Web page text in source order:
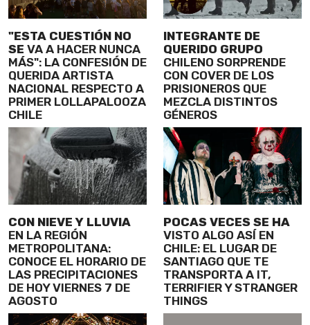
"ESTA CUESTIÓN NO
SE VA A HACER NUNCA
MÁS": LA CONFESIÓN DE
QUERIDA ARTISTA
NACIONAL RESPECTO A
PRIMER LOLLAPALOOZA
CHILE
INTEGRANTE DE
QUERIDO GRUPO
CHILENO SORPRENDE
CON COVER DE LOS
PRISIONEROS QUE
MEZCLA DISTINTOS
GÉNEROS
CON NIEVE Y LLUVIA
EN LA REGIÓN
METROPOLITANA:
CONOCE EL HORARIO DE
LAS PRECIPITACIONES
DE HOY VIERNES 7 DE
AGOSTO
POCAS VECES SE HA
VISTO ALGO ASÍ EN
CHILE: EL LUGAR DE
SANTIAGO QUE TE
TRANSPORTA A IT,
TERRIFIER Y STRANGER
THINGS